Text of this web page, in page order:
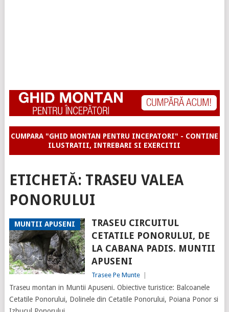
CUMPARA "GHID MONTAN PENTRU INCEPATORI" - CONTINE
ILUSTRATII, INTREBARI SI EXERCITII
ETICHETĂ: TRASEU VALEA
PONORULUI
MUNTII APUSENI
TRASEU CIRCUITUL
CETATILE PONORULUI, DE
LA CABANA PADIS. MUNTII
APUSENI
Trasee Pe Munte
Traseu montan in Muntii Apuseni. Obiective turistice: Balcoanele
Cetatile Ponorului, Dolinele din Cetatile Ponorului, Poiana Ponor si